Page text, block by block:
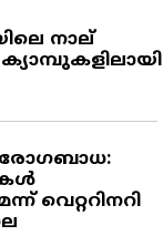
നാല്
രോഗബാധ:
വെറ്ററിനറി